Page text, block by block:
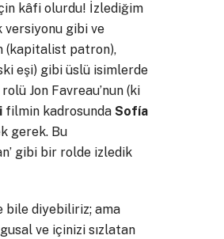
kâfi olurdu! İzlediğim
gibi ve
(kapitalist patron),
eşi) gibi üslü isimlerde
Jon Favreau’nun (ki
filmin kadrosunda Sofía
gerek. Bu
gibi bir rolde izledik
bile diyebiliriz; ama
ve içinizi sızlatan